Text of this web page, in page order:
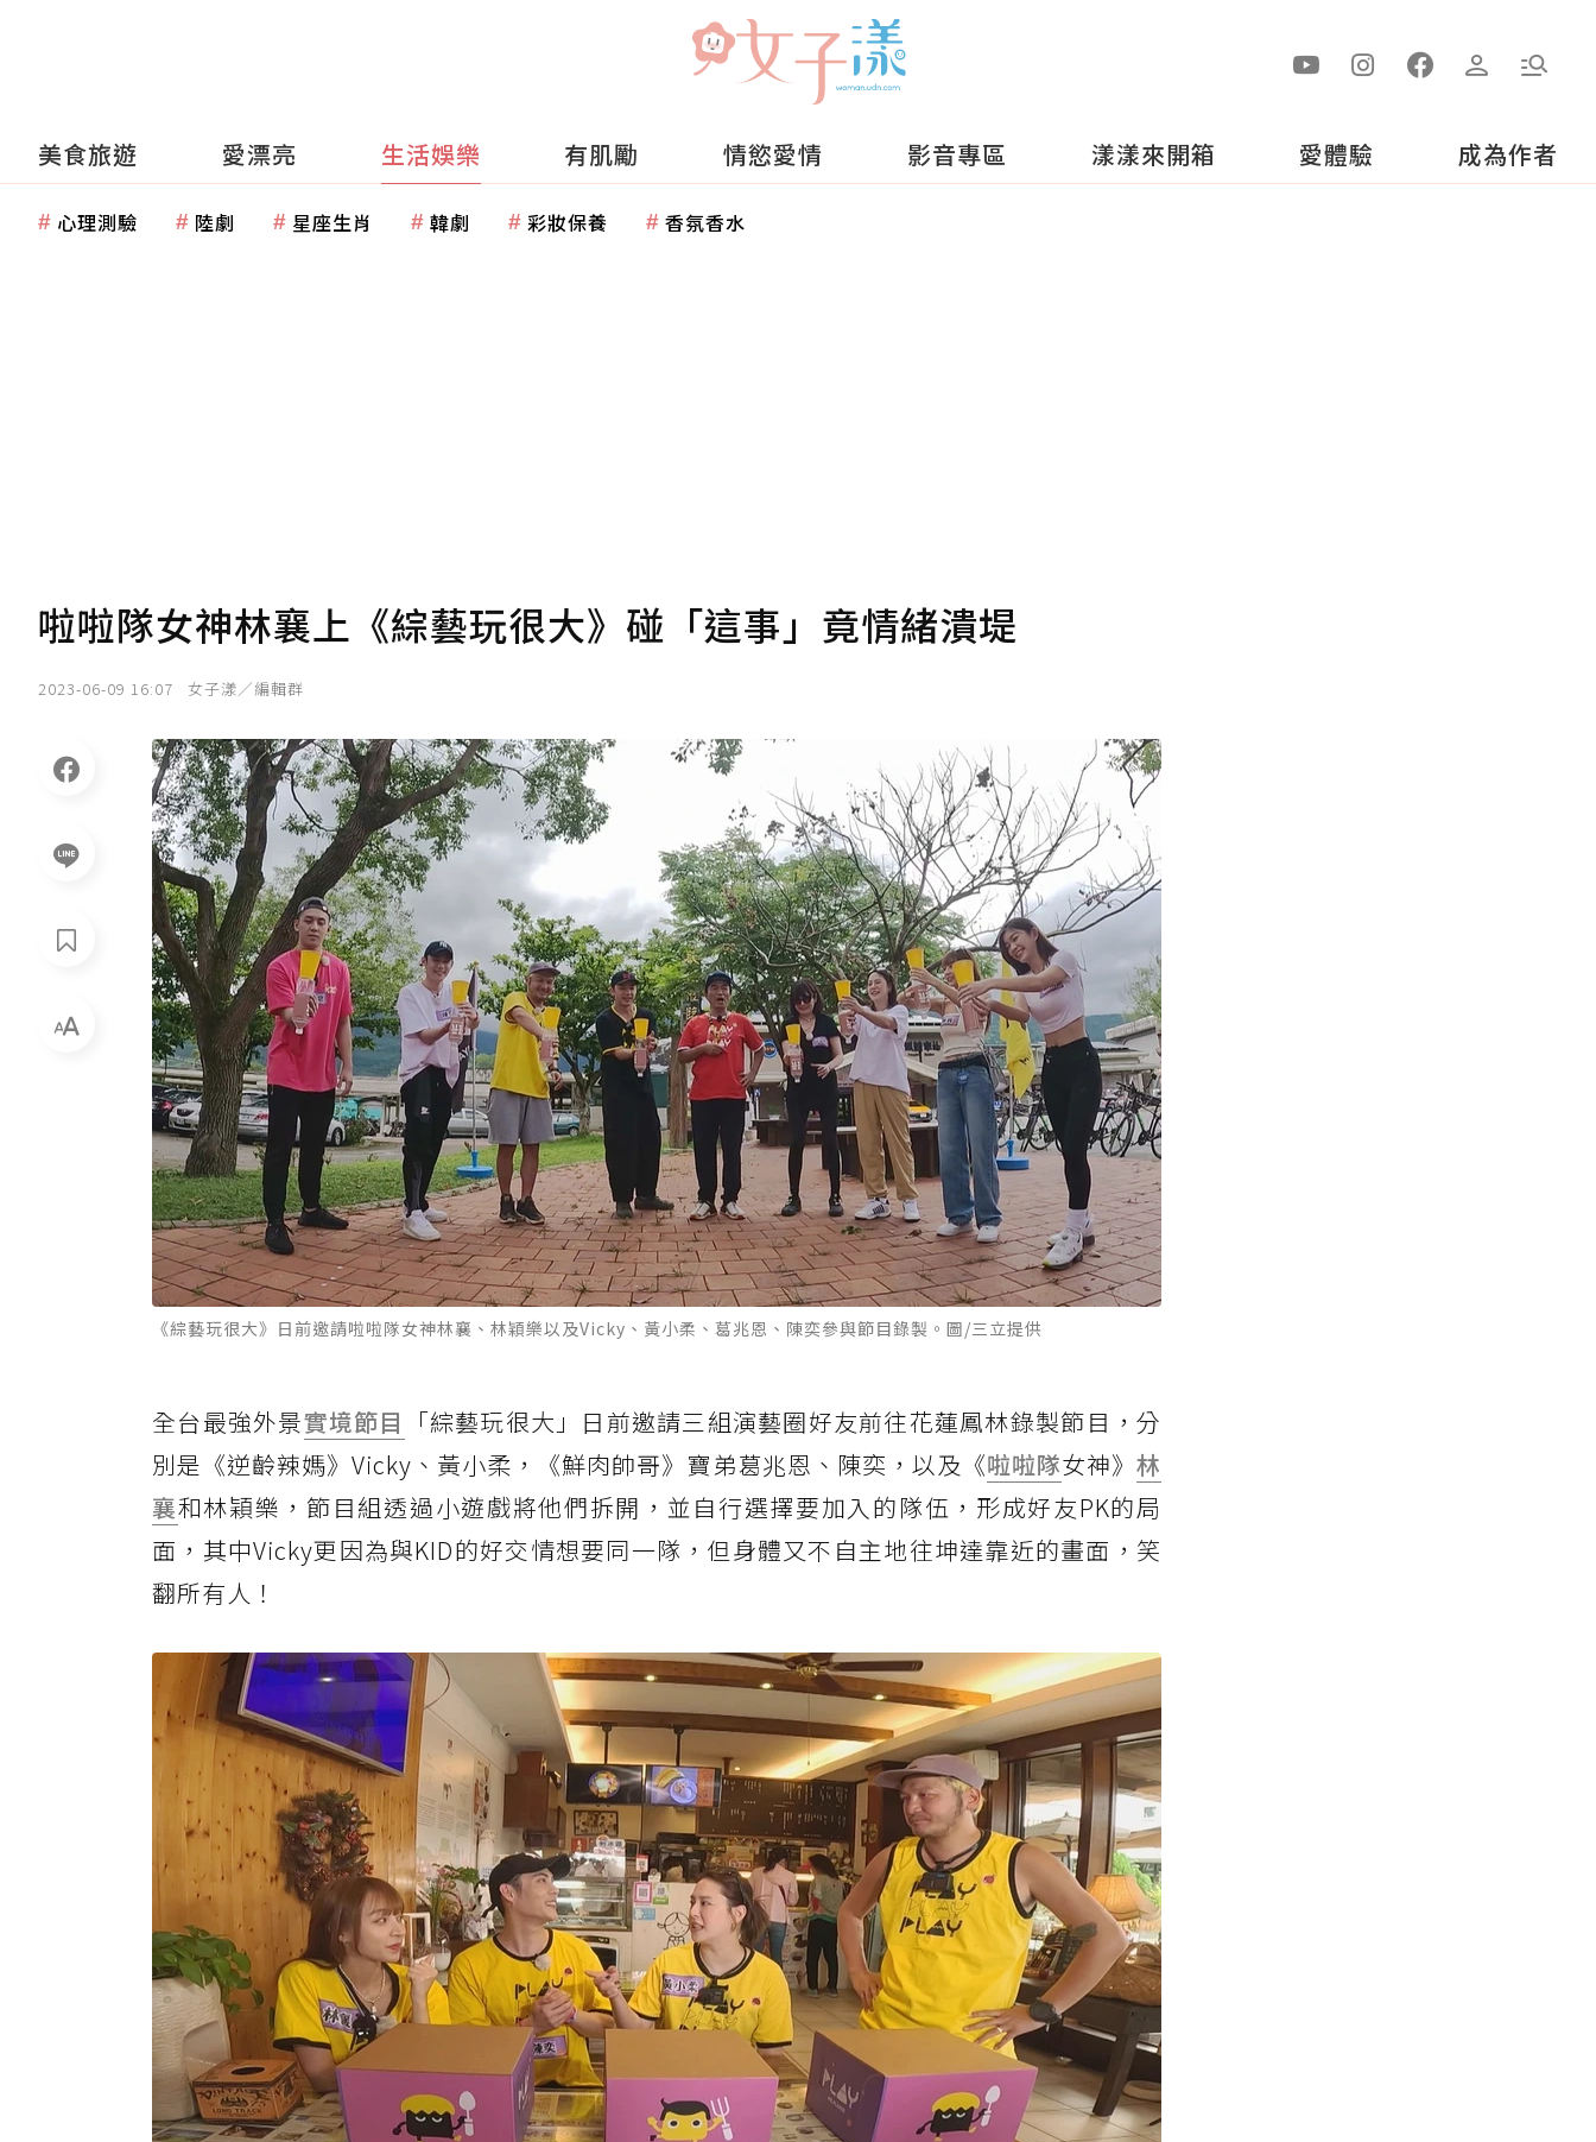
美食旅遊 愛漂亮 生活娛樂 有肌勵 情慾愛情 影音專區 漾漾來開箱 愛體驗 成為作者
心理測驗 陸劇 星座生肖 韓劇 彩妝保養 香氛香水
啦啦隊女神林襄上《綜藝玩很大》碰「這事」竟情緒潰堤
2023-06-09 16:07 女子漾／編輯群
《綜藝玩很大》日前邀請啦啦隊女神林襄、林穎樂以及Vicky、黃小柔、葛兆恩、陳奕參與節目錄製。圖/三立提供
全台最強外景實境節目
「綜藝玩很大」日前邀請三組演藝圈好友前往花蓮鳳林錄製節目，分
別是《逆齡辣媽》Vicky、黃小柔，《鮮肉帥哥》寶弟葛兆恩、陳奕，以及《啦啦隊女神》林
襄和林穎樂，節目組透過小遊戲將他們拆開，並自行選擇要加入的隊伍，形成好友PK的局
面，其中Vicky更因為與KID的好交情想要同一隊，但身體又不自主地往坤達靠近的畫面，笑
翻所有人！